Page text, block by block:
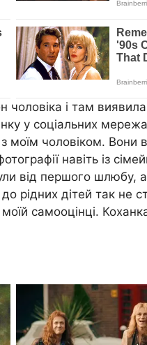
чоловіка і там
у соціальних
моїм чоловіком. Вони
навіть із
від першого шлюбу,
рідних дітей так не
самооцінці.